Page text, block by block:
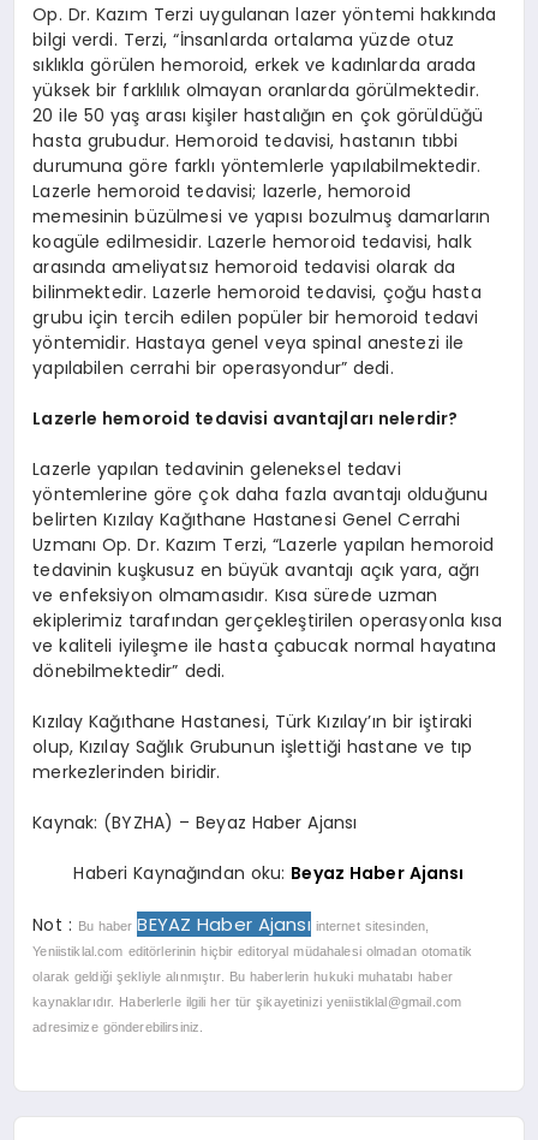
Op. Dr. Kazım Terzi uygulanan lazer yöntemi hakkında
bilgi verdi. Terzi, “İnsanlarda ortalama yüzde otuz
sıklıkla görülen hemoroid, erkek ve kadınlarda arada
yüksek bir farklılık olmayan oranlarda görülmektedir.
20 ile 50 yaş arası kişiler hastalığın en çok görüldüğü
hasta grubudur. Hemoroid tedavisi, hastanın tıbbi
durumuna göre farklı yöntemlerle yapılabilmektedir.
Lazerle hemoroid tedavisi; lazerle, hemoroid
memesinin büzülmesi ve yapısı bozulmuş damarların
koagüle edilmesidir. Lazerle hemoroid tedavisi, halk
arasında ameliyatsız hemoroid tedavisi olarak da
bilinmektedir. Lazerle hemoroid tedavisi, çoğu hasta
grubu için tercih edilen popüler bir hemoroid tedavi
yöntemidir. Hastaya genel veya spinal anestezi ile
yapılabilen cerrahi bir operasyondur” dedi.
Lazerle hemoroid tedavisi avantajları nelerdir?
Lazerle yapılan tedavinin geleneksel tedavi
yöntemlerine göre çok daha fazla avantajı olduğunu
belirten Kızılay Kağıthane Hastanesi Genel Cerrahi
Uzmanı Op. Dr. Kazım Terzi, “Lazerle yapılan hemoroid
tedavinin kuşkusuz en büyük avantajı açık yara, ağrı
ve enfeksiyon olmamasıdır. Kısa sürede uzman
ekiplerimiz tarafından gerçekleştirilen operasyonla kısa
ve kaliteli iyileşme ile hasta çabucak normal hayatına
dönebilmektedir” dedi.
Kızılay Kağıthane Hastanesi, Türk Kızılay’ın bir iştiraki
olup, Kızılay Sağlık Grubunun işlettiği hastane ve tıp
merkezlerinden biridir.
Kaynak: (BYZHA) – Beyaz Haber Ajansı
Haberi Kaynağından oku: Beyaz Haber Ajansı
Not : Bu haber BEYAZ Haber Ajansı internet sitesinden,
Yeniistiklal.com editörlerinin hiçbir editoryal müdahalesi olmadan otomatik
olarak geldiği şekliyle alınmıştır. Bu haberlerin hukuki muhatabı haber
kaynaklarıdır. Haberlerle ilgili her tür şikayetinizi yeniistiklal@gmail.com
adresimize gönderebilirsiniz.